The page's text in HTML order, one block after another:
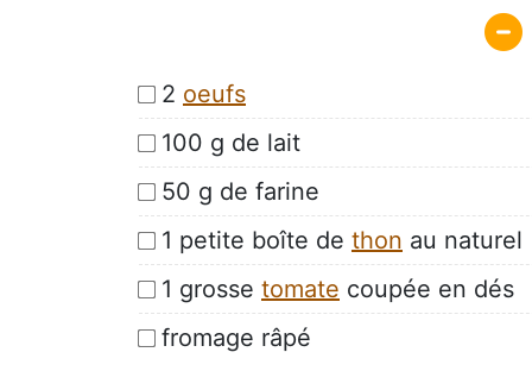
2 oeufs
100 g de lait
50 g de farine
1 petite boîte de thon au naturel
1 grosse tomate coupée en dés
fromage râpé